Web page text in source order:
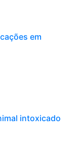
em
intoxicado